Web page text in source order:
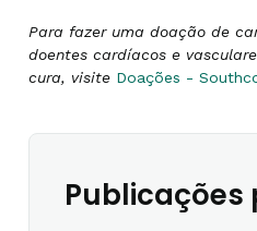
Para fazer uma doação de
doentes cardíacos e
cura, visite Doações -
Publicações